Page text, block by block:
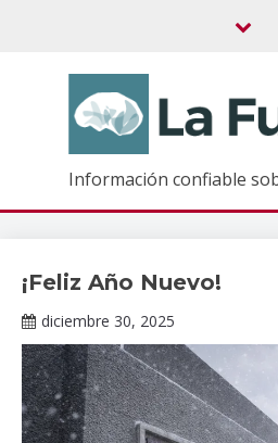
Información confiable
Todo
¡Feliz Año Nuevo!
diciembre 30, 2025
Claudia
Gallardo